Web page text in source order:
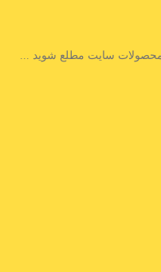
محصولات سایت مطلع شوید ...